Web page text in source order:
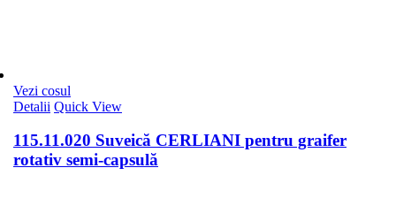
Vezi cosul
Detalii Quick View
115.11.020 Suveică CERLIANI pentru graifer
rotativ semi-capsulă